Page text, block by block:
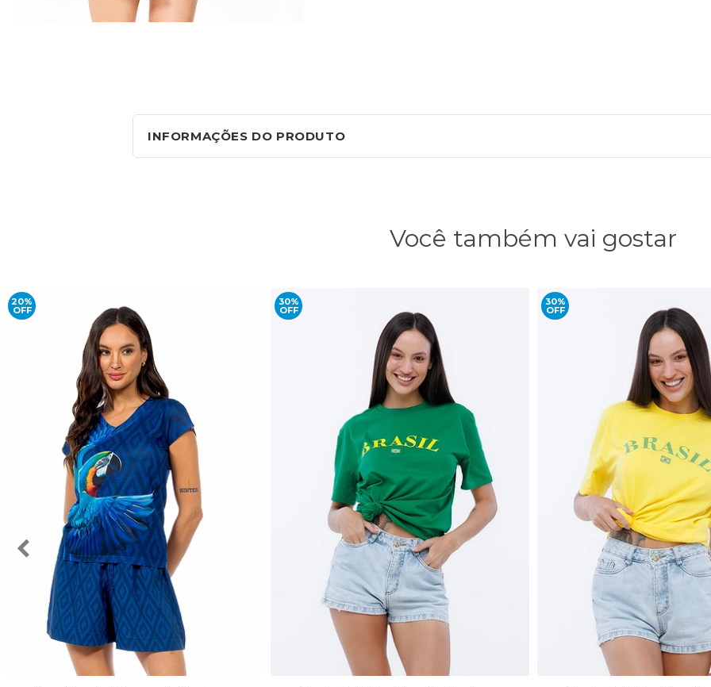
INFORMAÇÕES DO PRODUTO
Você também vai gostar
20%
OFF
30%
OFF
30%
OFF